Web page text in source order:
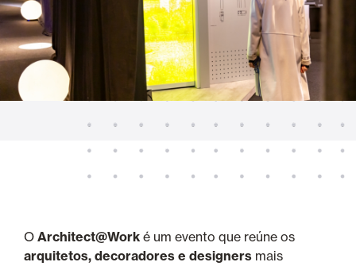
O Architect@Work é um evento que reúne os
arquitetos, decoradores e designers mais